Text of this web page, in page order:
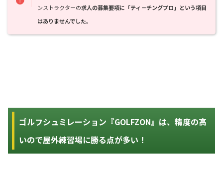
ンストラクターの求人の募集要項に「ティ－チングプロ」という項目
はありませんでした。
ゴルフシュミレーション『GOLFZON』は、精度の高
いので屋外練習場に勝る点が多い！